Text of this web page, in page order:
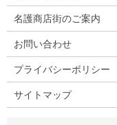
名護商店街のご案内
お問い合わせ
プライバシーポリシー
サイトマップ